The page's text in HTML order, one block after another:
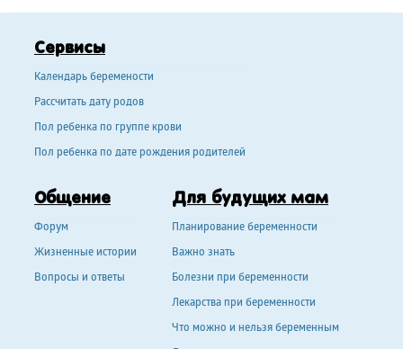
Сервисы
Календарь беремености
Рассчитать дату родов
Пол ребенка по группе крови
Пол ребенка по дате рождения родителей
Общение
Форум
Жизненные истории
Вопросы и ответы
Для будущих мам
Планирование беременности
Важно знать
Болезни при беременности
Лекарства при беременности
Что можно и нельзя беременным